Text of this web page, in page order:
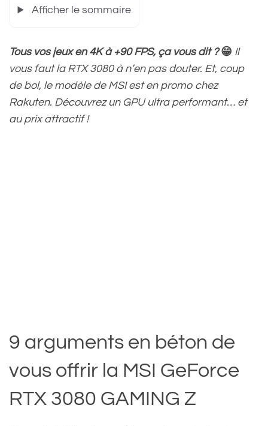
Afficher le sommaire
Tous vos jeux en 4K à +90 FPS, ça vous dit ?😁 Il
vous faut la RTX 3080 à n’en pas douter. Et, coup
de bol, le modèle de MSI est en promo chez
Rakuten. Découvrez un GPU ultra performant… et
au prix attractif !
9 arguments en béton de
vous offrir la MSI GeForce
RTX 3080 GAMING Z